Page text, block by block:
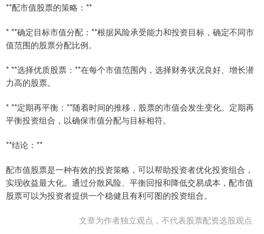
**配市值股票的策略：**
* **确定目标市值分配：**根据风险承受能力和投资目标，确定不同市
值范围的股票分配比例。
* **选择优质股票：**在每个市值范围内，选择财务状况良好、增长潜
力高的股票。
* **定期再平衡：**随着时间的推移，股票的市值会发生变化。定期再
平衡投资组合，以确保市值分配与目标相符。
**结论：**
配市值股票是一种有效的投资策略，可以帮助投资者优化投资组合，
实现收益最大化。通过分散风险、平衡回报和降低交易成本，配市值
股票可以为投资者提供一个稳健且有利可图的投资组合。
文章为作者独立观点，不代表股票配资选股观点